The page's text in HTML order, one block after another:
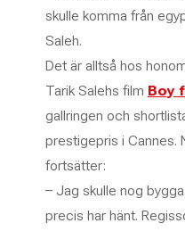
skulle komma från
Saleh.
Det är alltså hos
Tarik Salehs film Boy
gallringen och
prestigepris i Cannes.
fortsätter:
– Jag skulle nog
precis har hänt.